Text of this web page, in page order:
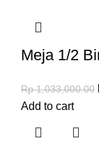
Meja 1/2
Rp1,033,000.00
Add to cart